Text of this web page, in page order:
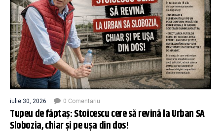
iulie 30, 2026 0 Comentariu
Tupeu de făptaș: Stoicescu cere să revină la Urban SA
Slobozia, chiar și pe ușa din dos!